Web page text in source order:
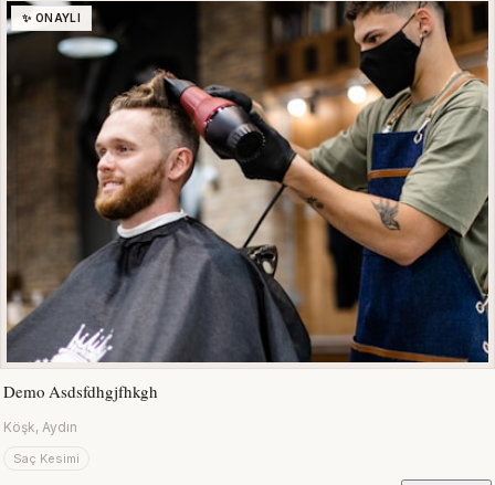
✨ ONAYLI
Demo Asdsfdhgjfhkgh
Köşk, Aydın
Saç Kesimi